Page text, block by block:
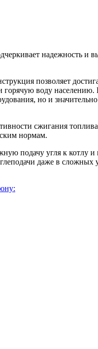
надежность и
позволяет
воду
но и
сжигания
нормам.
подачу угля к котлу
даже в сложных